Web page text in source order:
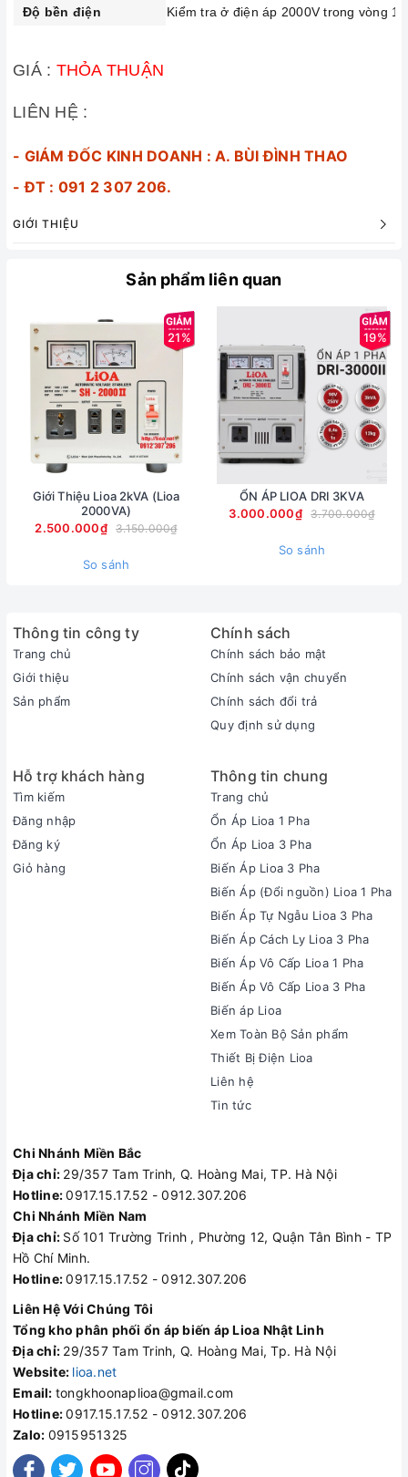
Độ bền điện
Kiểm tra ở điện áp 2000V trong vòng 1
GIÁ : THỎA THUẬN
LIÊN HỆ :
- GIÁM ĐỐC KINH DOANH : A. BÙI ĐÌNH THAO
- ĐT : 091 2 307 206.
GIỚI THIỆU
Sản phẩm liên quan
21%
Giới Thiệu Lioa 2kVA (Lioa
2000VA)
2.500.000₫
3.150.000₫
So sánh
19%
ỔN ÁP LIOA DRI 3KVA
3.000.000₫
3.700.000₫
So sánh
Thông tin công ty
Trang chủ
Giới thiệu
Sản phẩm
Chính sách
Chính sách bảo mật
Chính sách vận chuyển
Chính sách đổi trả
Quy định sử dụng
Hỗ trợ khách hàng
Tìm kiếm
Đăng nhập
Đăng ký
Giỏ hàng
Thông tin chung
Trang chủ
Ổn Áp Lioa 1 Pha
Ổn Áp Lioa 3 Pha
Biến Áp Lioa 3 Pha
Biến Áp (Đổi nguồn) Lioa 1 Pha
Biến Áp Tự Ngẫu Lioa 3 Pha
Biến Áp Cách Ly Lioa 3 Pha
Biến Áp Vô Cấp Lioa 1 Pha
Biến Áp Vô Cấp Lioa 3 Pha
Biến áp Lioa
Xem Toàn Bộ Sản phẩm
Thiết Bị Điện Lioa
Liên hệ
Tin tức
Chi Nhánh Miền Bắc
Địa chỉ: 29/357 Tam Trinh, Q. Hoàng Mai, TP. Hà Nội
Hotline:0917.15.17.52 - 0912.307.206
Chi Nhánh Miền Nam
Địa chỉ: Số 101 Trường Trinh , Phường 12, Quận Tân Bình - TP
Hồ Chí Minh.
Hotline:0917.15.17.52 - 0912.307.206
Liên Hệ Với Chúng Tôi
Tổng kho phân phối ổn áp biến áp Lioa Nhật Linh
Địa chỉ: 29/357 Tam Trinh, Q. Hoàng Mai, Tp. Hà Nội
Website: lioa.net
Email: tongkhoonaplioa@gmail.com
Hotline:0917.15.17.52 - 0912.307.206
Zalo: 0915951325